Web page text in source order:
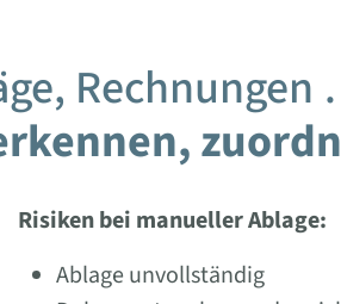
Rechnungen
Risiken bei manueller Ablage:
Ablage unvollständig